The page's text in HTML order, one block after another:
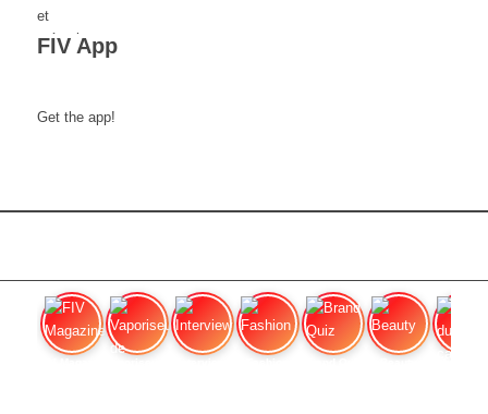
FIV App
Get the app!